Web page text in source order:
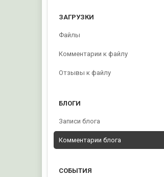
ЗАГРУЗКИ
Файлы
Комментарии к файлу
Отзывы к файлу
БЛОГИ
Записи блога
Комментарии блога
СОБЫТИЯ